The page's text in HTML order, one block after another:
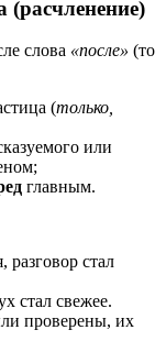
(расчленение)
слова «после» (то
(только,
или
главным.
разговор стал
стал свежее.
проверены, их